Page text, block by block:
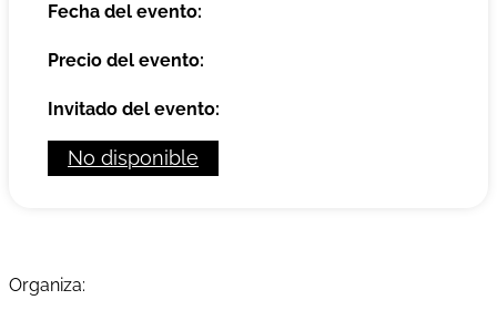
Fecha del evento:
Precio del evento:
Invitado del evento:
No disponible
Organiza: